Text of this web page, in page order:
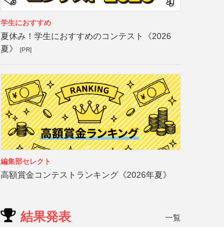
学生におすすめ
夏休み！学生におすすめのコンテスト《2026
夏》
[PR]
編集部セレクト
高額賞金コンテストランキング《2026年夏》
結果発表 一覧